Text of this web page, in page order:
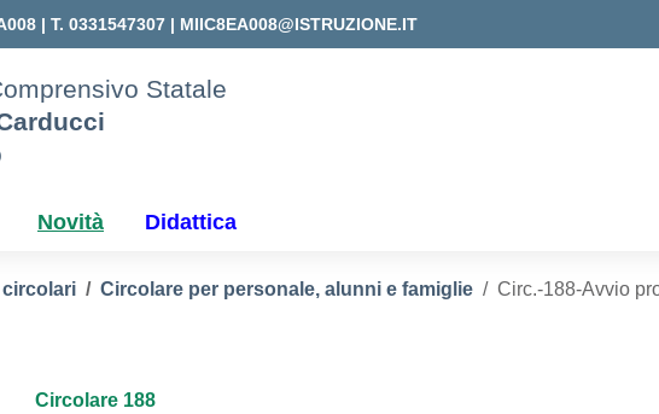
| T. 0331547307 | MIIC8EA008@ISTRUZIONE.IT
Statale
Novità Didattica
circolari Circolare per personale, alunni e famiglie Circ.-188-Avvio
Circolare 188